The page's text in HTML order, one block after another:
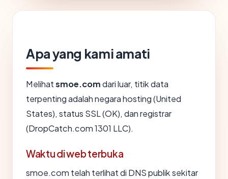
Apa yang kami amati
Melihatsmoe.comdari luar, titik data
terpenting adalah negara hosting (United
States), status SSL (OK), dan registrar
(DropCatch.com 1301 LLC).
Waktu di web terbuka
smoe.com telah terlihat di DNS publik sekitar